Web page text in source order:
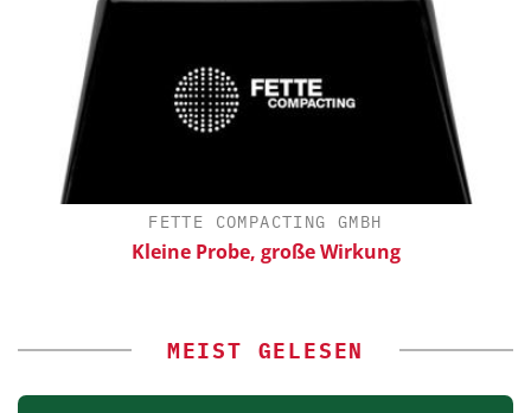
FETTE COMPACTING GMBH
Kleine Probe, große Wirkung
MEIST GELESEN